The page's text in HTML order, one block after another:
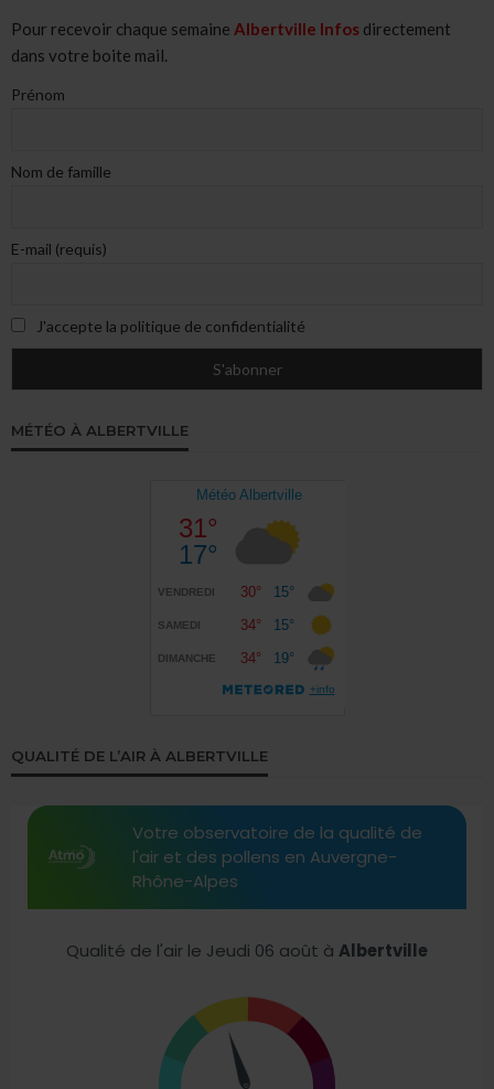
Pour recevoir chaque semaine Albertville Infos directement
dans votre boite mail.
Prénom
Nom de famille
E-mail (requis)
J'accepte la politique de confidentialité
MÉTÉO À ALBERTVILLE
QUALITÉ DE L’AIR À ALBERTVILLE